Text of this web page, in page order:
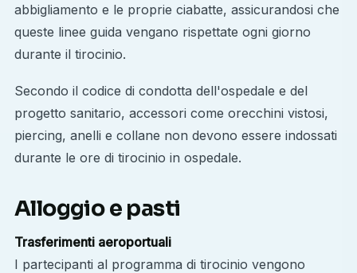
abbigliamento e le proprie ciabatte, assicurandosi che
queste linee guida vengano rispettate ogni giorno
durante il tirocinio.
Secondo il codice di condotta dell'ospedale e del
progetto sanitario, accessori come orecchini vistosi,
piercing, anelli e collane non devono essere indossati
durante le ore di tirocinio in ospedale.
Alloggio e pasti
Trasferimenti aeroportuali
I partecipanti al programma di tirocinio vengono